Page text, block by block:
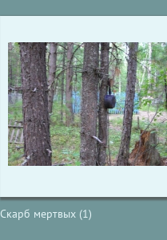
Скарб мертвых (1)